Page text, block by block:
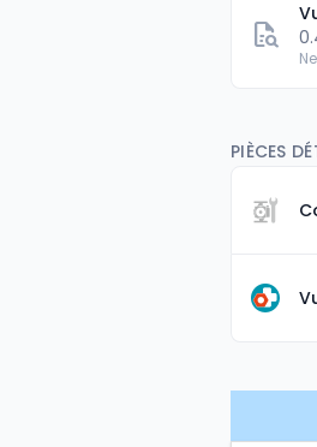
PIÈCES